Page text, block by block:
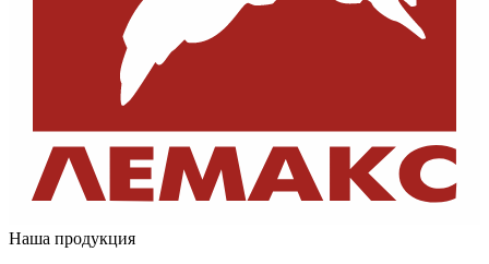
Наша продукция